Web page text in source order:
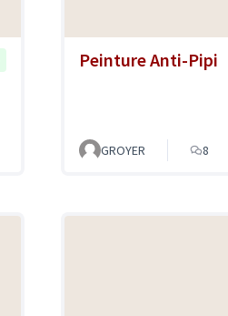
Peinture Anti-Pipi
GROYER 8